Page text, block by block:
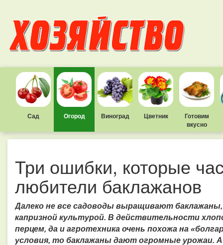
Сад Огород Виноград Цветник
Готовим
вкусно
Три ошибки, которые
любители баклажанов
Далеко не все садоводы выращивают
капризной культурой. В действительности
перцем, да и агротехника очень похожа на
условия, то баклажаны дают огромные урожаи.